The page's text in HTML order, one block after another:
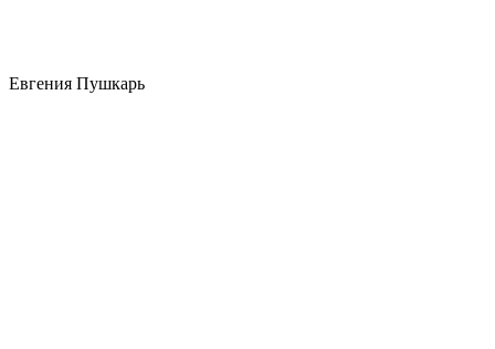
Евгения Пушкарь